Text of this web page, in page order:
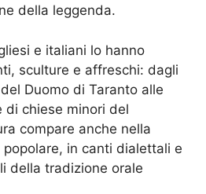
della leggenda.
e italiani lo hanno
sculture e affreschi: dagli
Duomo di Taranto alle
chiese minori del
compare anche nella
in canti dialettali e
della tradizione orale